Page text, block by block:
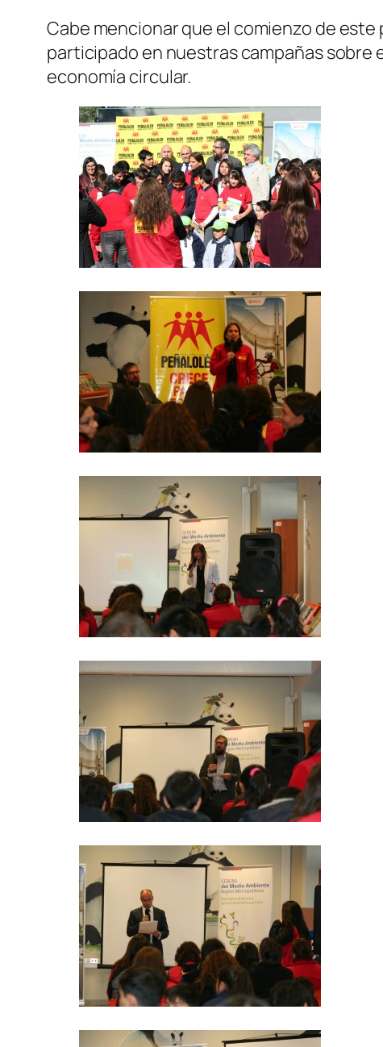
Cabe mencionar que el comienzo de este
participado en nuestras campañas sobre
economía circular.